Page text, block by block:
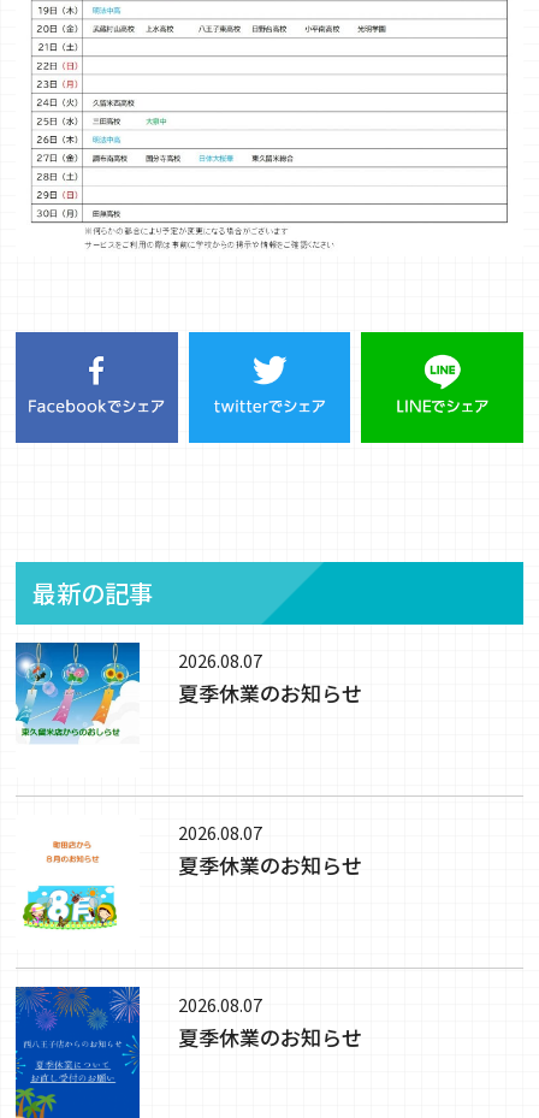
最新の記事
2026.08.07
夏季休業のお知らせ
2026.08.07
夏季休業のお知らせ
2026.08.07
夏季休業のお知らせ